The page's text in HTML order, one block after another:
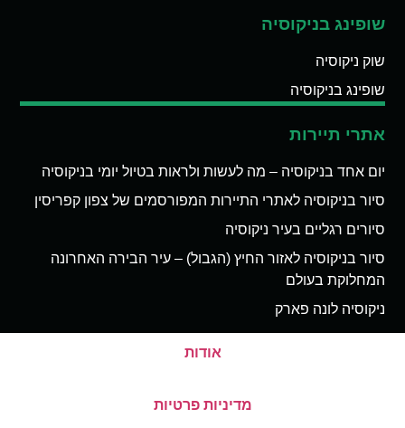
שופינג בניקוסיה
שוק ניקוסיה
שופינג בניקוסיה
אתרי תיירות
יום אחד בניקוסיה – מה לעשות ולראות בטיול יומי בניקוסיה
סיור בניקוסיה לאתרי התיירות המפורסמים של צפון קפריסין
סיורים רגליים בעיר ניקוסיה
סיור בניקוסיה לאזור החיץ (הגבול) – עיר הבירה האחרונה
המחלוקת בעולם
ניקוסיה לונה פארק
אודות
מדיניות פרטיות